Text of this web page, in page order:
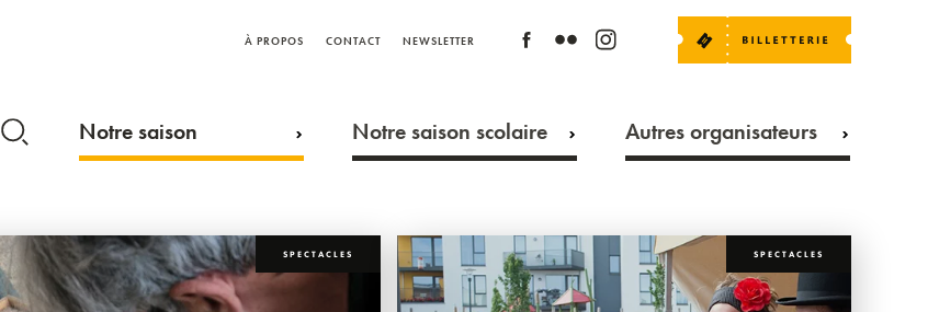
À PROPOS CONTACT NEWSLETTER
Notre saison Notre saison scolaire Autres organisateurs
SPECTACLES SPECTACLES